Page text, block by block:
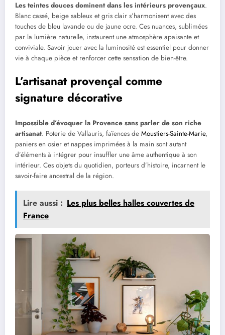
Les teintes douces dominent dans les intérieurs provençaux.
Blanc cassé, beige sableux et gris clair s’harmonisent avec des
touches de bleu lavande ou de jaune ocre. Ces nuances, sublimées
par la lumière naturelle, instaurent une atmosphère apaisante et
conviviale. Savoir jouer avec la luminosité est essentiel pour donner
vie à chaque pièce et renforcer cette sensation de bien-être.
L’artisanat provençal comme
signature décorative
Impossible d’évoquer la Provence sans parler de son riche
artisanat. Poterie de Vallauris, faïences de Moustiers-Sainte-Marie,
paniers en osier et nappes imprimées à la main sont autant
d’éléments à intégrer pour insuffler une âme authentique à son
intérieur. Ces objets du quotidien, porteurs d’histoire, incarnent le
savoir-faire ancestral de la région.
Lire aussi : Les plus belles halles couvertes de
France